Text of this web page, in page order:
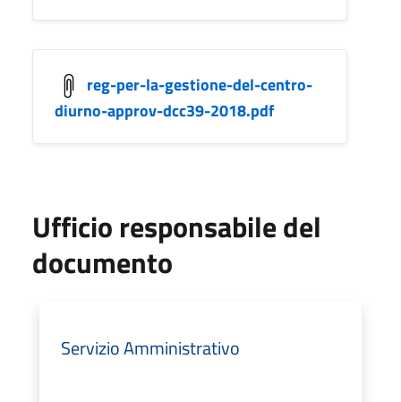
reg-per-la-gestione-del-centro-
diurno-approv-dcc39-2018.pdf
Ufficio responsabile del
documento
Servizio Amministrativo